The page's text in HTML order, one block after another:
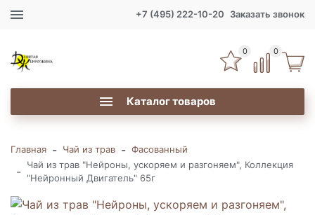
+7 (495) 222-10-20 Заказать звонок
Каталог товаров
0 0
Главная - Чай из трав - Фасованный
-
Чай из трав "Нейроны, ускоряем и разгоняем", Коллекция
"Нейронный Двигатель" 65г